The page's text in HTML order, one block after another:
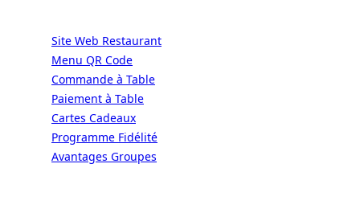
Site Web Restaurant
Menu QR Code
Commande à Table
Paiement à Table
Cartes Cadeaux
Programme Fidélité
Avantages Groupes